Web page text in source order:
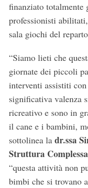
finanziato
professionisti
sala giochi del
“Siamo lieti che
giornate dei piccoli
interventi assistiti
significativa valenza
ricreativo e sono in
il cane e i bambini,
sottolinea la dr.ssa
Struttura
“questa attività non
bimbi che si trovano